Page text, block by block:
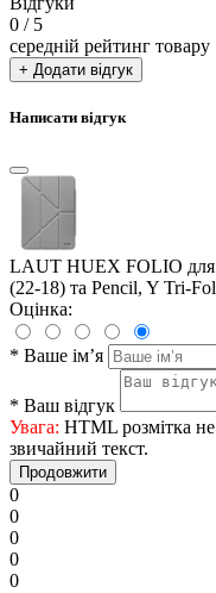
0 / 5
середній рейтинг товару
+ Додати відгук
Написати відгук
LAUT HUEX FOLIO для
(22-18) та Pencil, Y Tri-
Оцінка:
* Ваше ім’я
* Ваш відгук
Увага: HTML розмітка
звичайний текст.
Продовжити
0
0
0
0
0